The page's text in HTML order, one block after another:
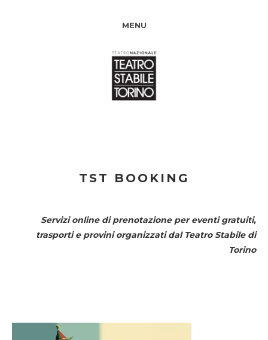
MENU
TST BOOKING
Servizi online di prenotazione per eventi gratuiti,
trasporti e provini organizzati dal Teatro Stabile di
Torino